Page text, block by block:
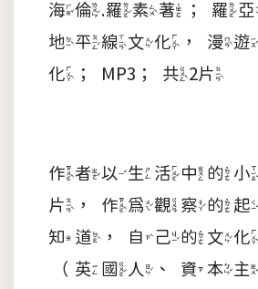
海倫.羅素著；羅
地平線文化，漫
化；MP3；共2片
作者以生活中的
片，作為觀察的
知道，自己的文
（英國人、資本